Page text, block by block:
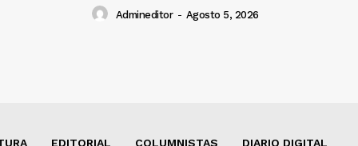
Admineditor - Agosto 5, 2026
EDITORIAL COLUMNISTAS DIARIO DIGITAL